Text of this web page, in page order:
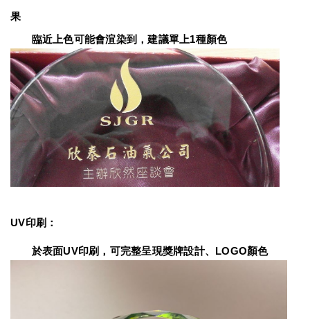
果
臨近上色可能會渲染到，建議單上1種顏色
UV印刷：
於表面UV印刷，可完整呈現獎牌設計、LOGO顏色